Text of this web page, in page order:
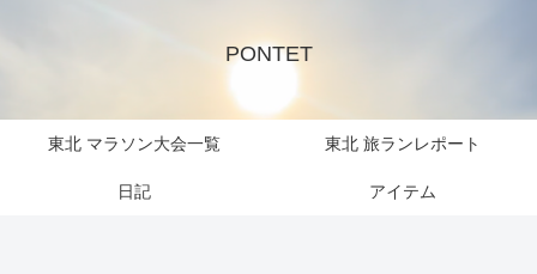
PONTET
東北 マラソン大会一覧 東北 旅ランレポート
日記 アイテム